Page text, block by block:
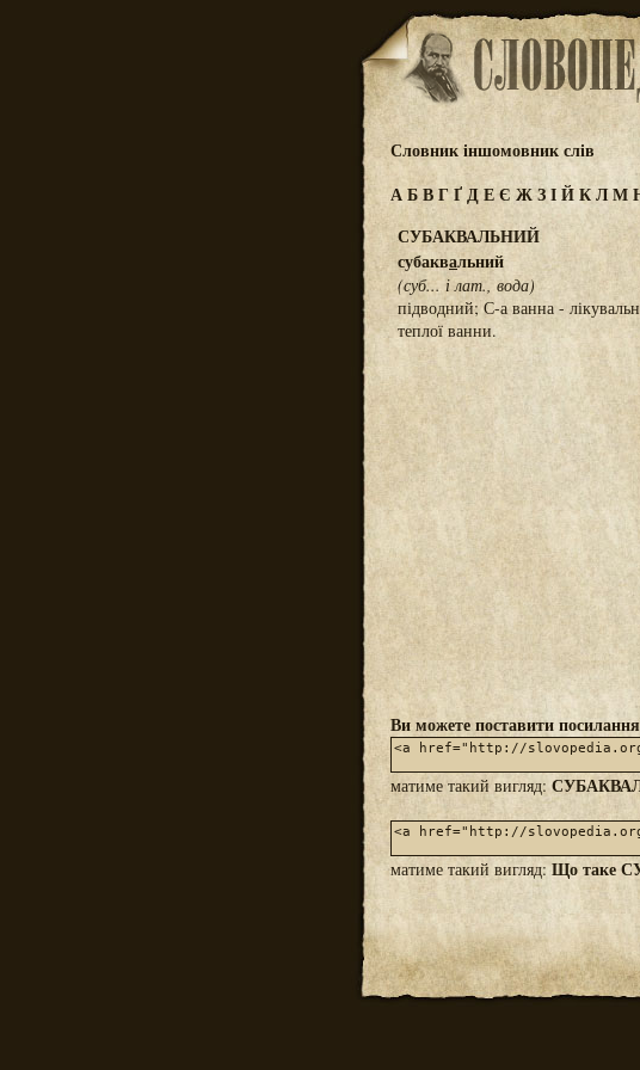
Словник іншомовник слів
АБВГҐДЕЄ ЖЗІЙКЛМ
СУБАКВАЛЬНИЙ
субаквальний
(суб... і лат., вода)
підводний; С-а ванна -
теплої ванни.
Ви можете поставити
матиме такий вигляд:
матиме такий вигляд:Що таке